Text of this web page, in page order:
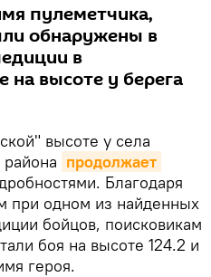
пулеметчика,
обнаружены в
в
высоте у берега
высоте у села
продолжает
Благодаря
при одном из найденных
бойцов, поисковикам
боя на высоте 124.2 и
героя.